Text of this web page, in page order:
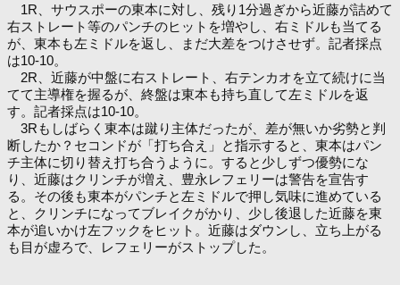
1R、サウスポーの東本に対し、残り1分過ぎから近藤が詰めて
右ストレート等のパンチのヒットを増やし、右ミドルも当てる
が、東本も左ミドルを返し、まだ大差をつけさせず。記者採点
は10-10。
2R、近藤が中盤に右ストレート、右テンカオを立て続けに当
てて主導権を握るが、終盤は東本も持ち直して左ミドルを返
す。記者採点は10-10。
3Rもしばらく東本は蹴り主体だったが、差が無いか劣勢と判
断したか？セコンドが「打ち合え」と指示すると、東本はパン
チ主体に切り替え打ち合うように。すると少しずつ優勢にな
り、近藤はクリンチが増え、豊永レフェリーは警告を宣告す
る。その後も東本がパンチと左ミドルで押し気味に進めている
と、クリンチになってブレイクがかり、少し後退した近藤を東
本が追いかけ左フックをヒット。近藤はダウンし、立ち上がる
も目が虚ろで、レフェリーがストップした。